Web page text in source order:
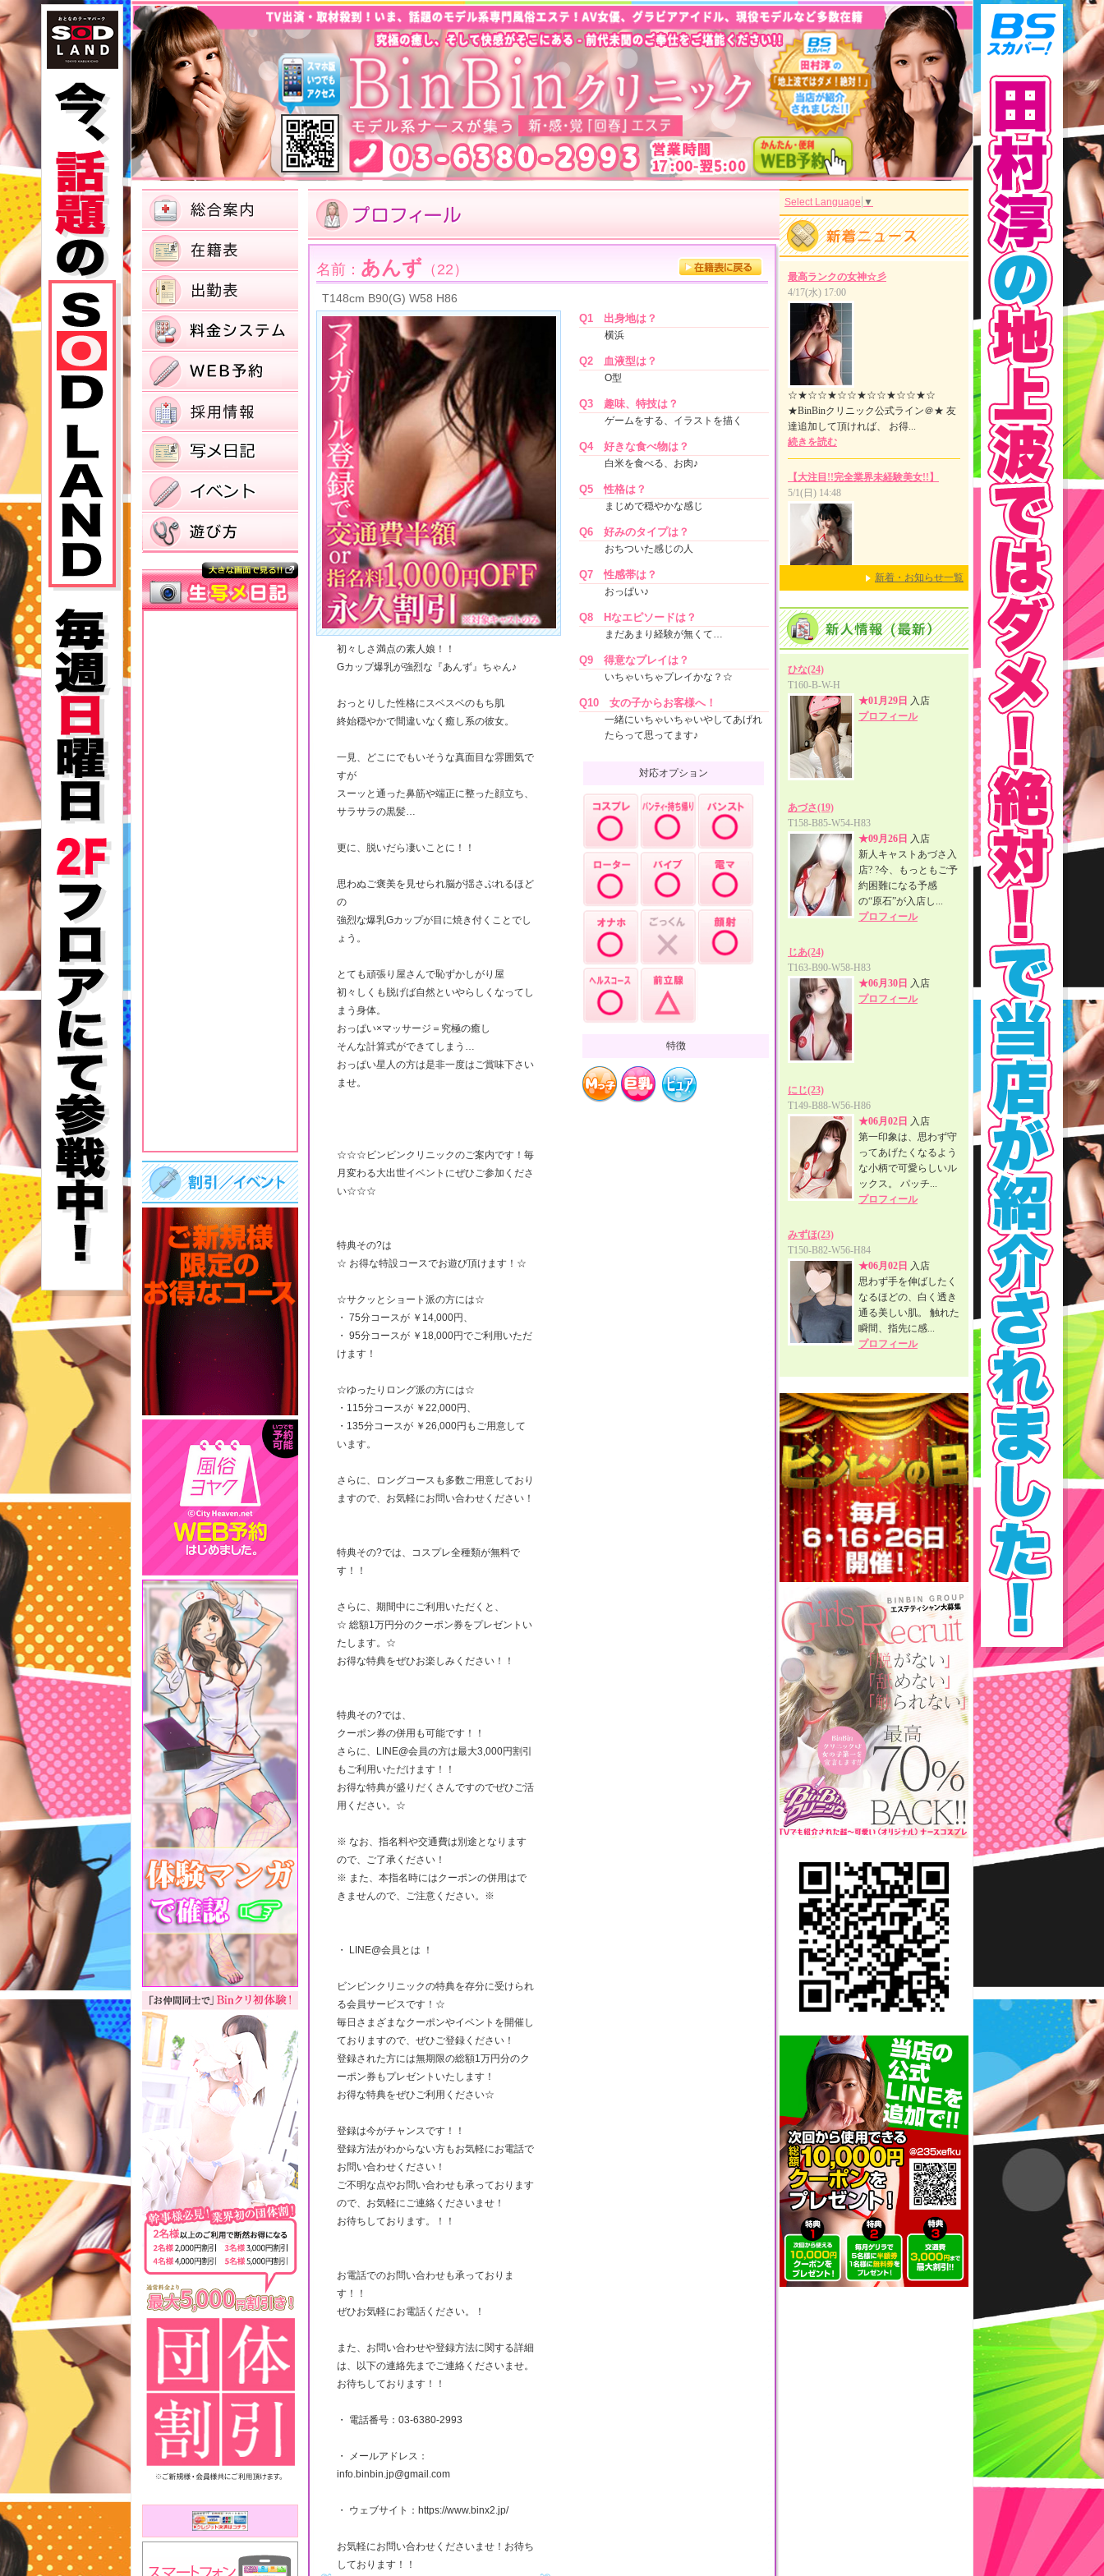
名前： あんず （22）
T148cm B90(G) W58 H86
初々しさ満点の素人娘！！
Gカップ爆乳が強烈な『あんず』ちゃん♪
おっとりした性格にスベスベのもち肌
終始穏やかで間違いなく癒し系の彼女。
一見、どこにでもいそうな真面目な雰囲気で
すが
スーッと通った鼻筋や端正に整った顔立ち、
サラサラの黒髪…
更に、脱いだら凄いことに！！
思わぬご褒美を見せられ脳が揺さぶれるほど
の
強烈な爆乳Gカップが目に焼き付くことでし
ょう。
とても頑張り屋さんで恥ずかしがり屋
初々しくも脱げば自然といやらしくなってし
まう身体。
おっぱい×マッサージ＝究極の癒し
そんな計算式ができてしまう…
おっぱい星人の方は是非一度はご賞味下さい
ませ。
☆☆☆ビンビンクリニックのご案内です！毎
月変わる大出世イベントにぜひご参加くださ
い☆☆☆
特典その?は
☆ お得な特設コースでお遊び頂けます！☆
☆サクッとショート派の方には☆
・ 75分コースが ￥14,000円、
・ 95分コースが ￥18,000円でご利用いただ
けます！
☆ゆったりロング派の方には☆
・115分コースが ￥22,000円、
・135分コースが ￥26,000円もご用意して
います。
さらに、ロングコースも多数ご用意しており
ますので、お気軽にお問い合わせください！
特典その?では、コスプレ全種類が無料で
す！！
さらに、期間中にご利用いただくと、
☆ 総額1万円分のクーポン券をプレゼントい
たします。☆
お得な特典をぜひお楽しみください！！
特典その?では、
クーポン券の併用も可能です！！
さらに、LINE@会員の方は最大3,000円割引
もご利用いただけます！！
お得な特典が盛りだくさんですのでぜひご活
用ください。☆
※ なお、指名料や交通費は別途となります
ので、ご了承ください！
※ また、本指名時にはクーポンの併用はで
きませんので、ご注意ください。※
・ LINE@会員とは ！
ビンビンクリニックの特典を存分に受けられ
る会員サービスです！☆
毎日さまざまなクーポンやイベントを開催し
ておりますので、ぜひご登録ください！
登録された方には無期限の総額1万円分のク
ーポン券もプレゼントいたします！
お得な特典をぜひご利用ください☆
登録は今がチャンスです！！
登録方法がわからない方もお気軽にお電話で
お問い合わせください！
ご不明な点やお問い合わせも承っております
ので、お気軽にご連絡くださいませ！
お待ちしております。！！
お電話でのお問い合わせも承っておりま
す！！
ぜひお気軽にお電話ください。！
また、お問い合わせや登録方法に関する詳細
は、以下の連絡先までご連絡くださいませ。
お待ちしております！！
・ 電話番号：03-6380-2993
・ メールアドレス：
info.binbin.jp@gmail.com
・ ウェブサイト：https://www.binx2.jp/
お気軽にお問い合わせくださいませ！お待ち
しております！！
Q1 出身地は？
横浜
Q2 血液型は？
O型
Q3 趣味、特技は？
ゲームをする、イラストを描く
Q4 好きな食べ物は？
白米を食べる、お肉♪
Q5 性格は？
まじめで穏やかな感じ
Q6 好みのタイプは？
おちついた感じの人
Q7 性感帯は？
おっぱい♪
Q8 Hなエピソードは？
まだあまり経験が無くて…
Q9 得意なプレイは？
いちゃいちゃプレイかな？☆
Q10 女の子からお客様へ！
一緒にいちゃいちゃいやしてあげれ
たらって思ってます♪
対応オプション
特徴
Select Language ▼
新着・お知らせ一覧